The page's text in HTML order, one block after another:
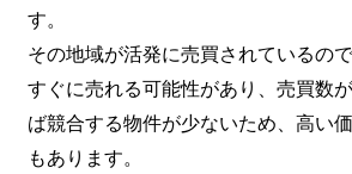
す。
その地域が活発に売買されているの
すぐに売れる可能性があり、売買数
ば競合する物件が少ないため、高い
もあります。